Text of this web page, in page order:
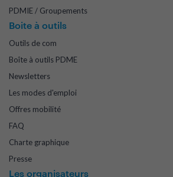
PDMIE / Groupements
Boite à outils
Outils de com
Boîte à outils PDME
Newsletters
Les modes d'emploi
Offres mobilité
FAQ
Charte graphique
Presse
Les organisateurs